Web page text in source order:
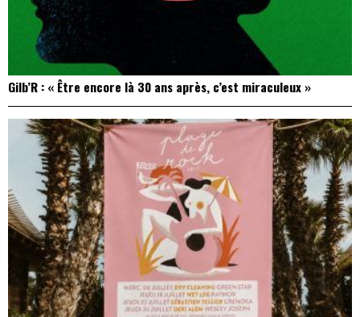
Gilb’R : « Être encore là 30 ans après, c’est miraculeux »